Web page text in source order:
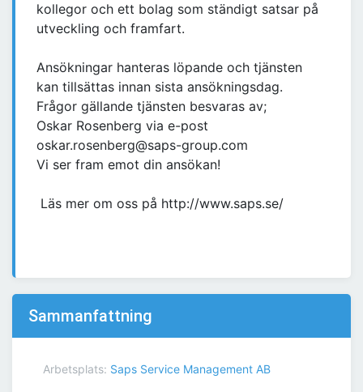
kollegor och ett bolag som ständigt satsar på
utveckling och framfart.
Ansökningar hanteras löpande och tjänsten
kan tillsättas innan sista ansökningsdag.
Frågor gällande tjänsten besvaras av;
Oskar Rosenberg via e-post
oskar.rosenberg@saps-group.com
Vi ser fram emot din ansökan!
Läs mer om oss på http://www.saps.se/
Sammanfattning
Arbetsplats: Saps Service Management AB